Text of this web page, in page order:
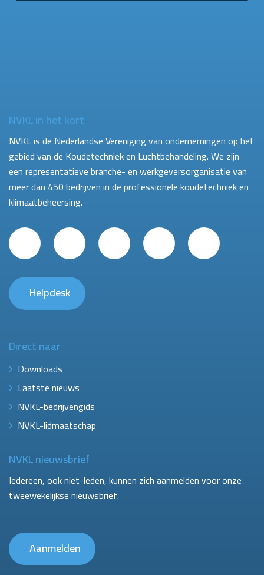
NVKL in het kort
NVKL is de Nederlandse Vereniging van ondernemingen op het
gebied van de Koudetechniek en Luchtbehandeling. We zijn
een representatieve branche- en werkgeversorganisatie van
meer dan 450 bedrijven in de professionele koudetechniek en
klimaatbeheersing.
Helpdesk
Direct naar
Downloads
Laatste nieuws
NVKL-bedrijvengids
NVKL-lidmaatschap
NVKL nieuwsbrief
Iedereen, ook niet-leden, kunnen zich aanmelden voor onze
tweewekelijkse nieuwsbrief.
Aanmelden